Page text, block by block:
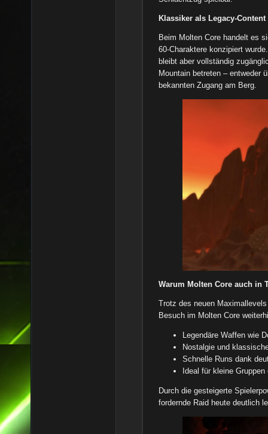
Klassiker als Legacy-Content
Beim Molten Core handelt es
60-Charaktere konzipiert
bleibt aber vollständig
Mountain betreten – entweder
bekannten Zugang am Berg.
Warum Molten Core auch in
Trotz des neuen
Besuch im Molten Core
Legendäre Waffen wie
Nostalgie und
Schnelle Runs dank
Ideal für kleine
Durch die gesteigerte
fordernde Raid heute deutlich